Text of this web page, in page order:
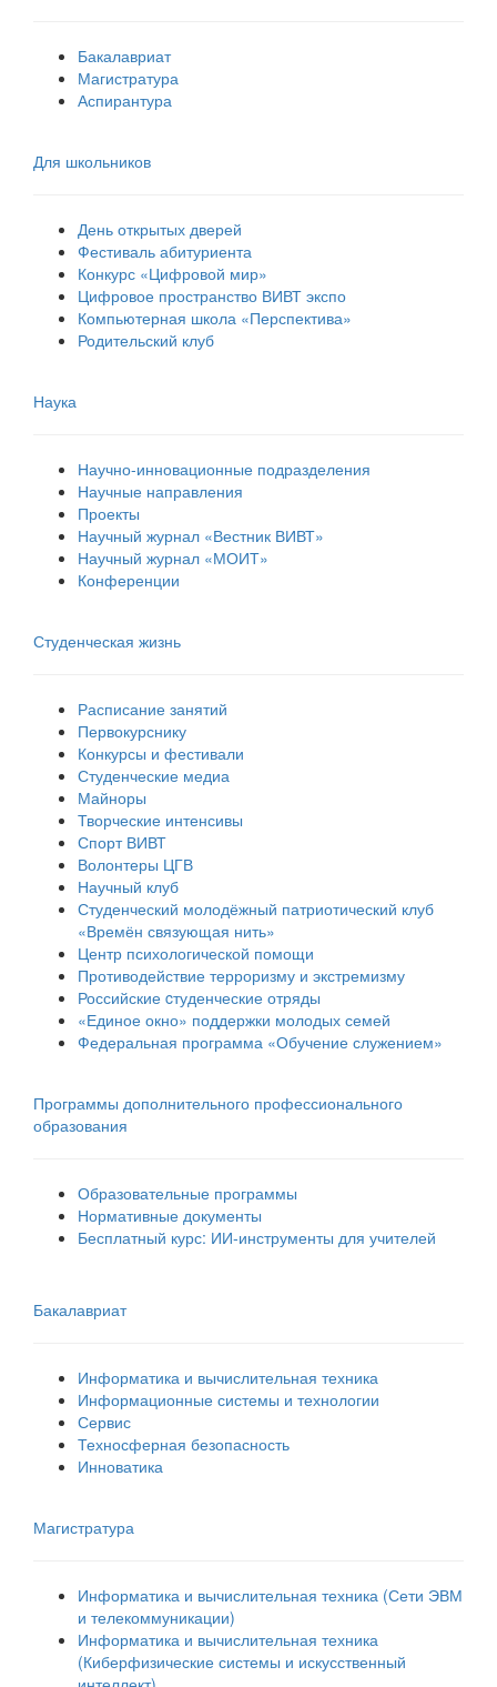
Бакалавриат
Магистратура
Аспирантура
Для школьников
День открытых дверей
Фестиваль абитуриента
Конкурс «Цифровой мир»
Цифровое пространство ВИВТ экспо
Компьютерная школа «Перспектива»
Родительский клуб
Наука
Научно-инновационные подразделения
Научные направления
Проекты
Научный журнал «Вестник ВИВТ»
Научный журнал «МОИТ»
Конференции
Студенческая жизнь
Расписание занятий
Первокурснику
Конкурсы и фестивали
Студенческие медиа
Майноры
Творческие интенсивы
Спорт ВИВТ
Волонтеры ЦГВ
Научный клуб
Студенческий молодёжный патриотический клуб
«Времён связующая нить»
Центр психологической помощи
Противодействие терроризму и экстремизму
Российские cтуденческие отряды
«Единое окно» поддержки молодых семей
Федеральная программа «Обучение служением»
Программы дополнительного профессионального
образования
Образовательные программы
Нормативные документы
Бесплатный курс: ИИ‑инструменты для учителей
Бакалавриат
Информатика и вычислительная техника
Информационные системы и технологии
Сервис
Техносферная безопасность
Инноватика
Магистратура
Информатика и вычислительная техника (Сети ЭВМ
и телекоммуникации)
Информатика и вычислительная техника
(Киберфизические системы и искусственный